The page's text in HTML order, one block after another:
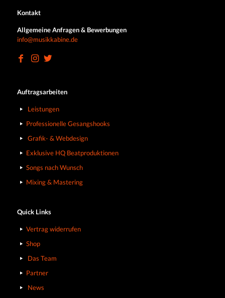
Kontakt
Allgemeine Anfragen & Bewerbungen
info@musikkabine.de
Auftragsarbeiten
Leistungen
Professionelle Gesangshooks
Grafik- & Webdesign
Exklusive HQ Beatproduktionen
Songs nach Wunsch
Mixing & Mastering
Quick Links
Vertrag widerrufen
Shop
Das Team
Partner
News